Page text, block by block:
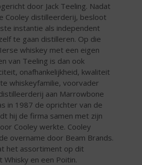
door Jack Teeling. Nadat
Cooley distilleerderij, besloot
instantie als independent
te gaan distilleren. Op die
whiskey met een eigen
van Teeling is dan ook
onafhankelijkheid, kwaliteit
whiskeyfamilie, voorvader
aan Marrowbone
in 1987 de oprichter van de
hij de firma samen met zijn
Cooley werkte. Cooley
overname door Beam Brands.
het assortiment op dit
en een Poitin.